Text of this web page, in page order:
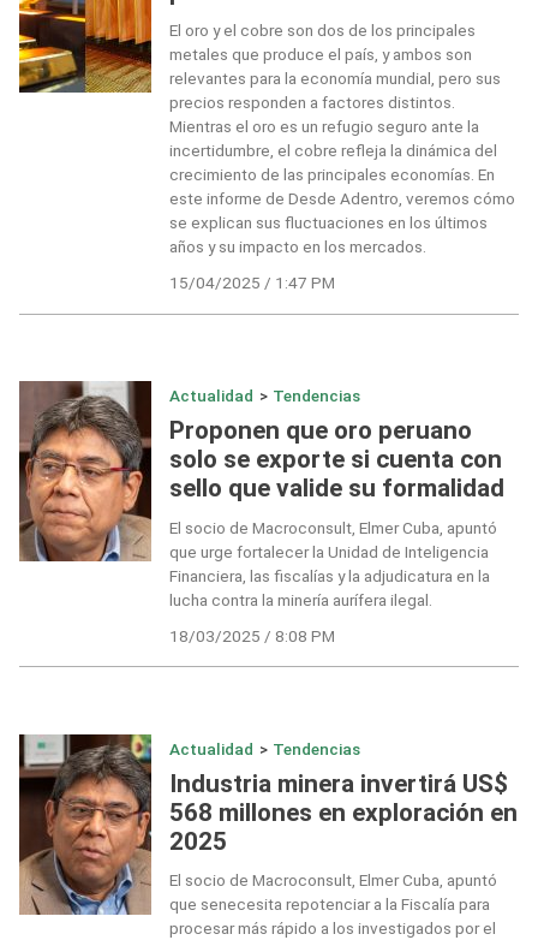
El oro y el cobre son dos de los principales
metales que produce el país, y ambos son
relevantes para la economía mundial, pero sus
precios responden a factores distintos.
Mientras el oro es un refugio seguro ante la
incertidumbre, el cobre refleja la dinámica del
crecimiento de las principales economías. En
este informe de Desde Adentro, veremos cómo
se explican sus fluctuaciones en los últimos
años y su impacto en los mercados.
15/04/2025 / 1:47 PM
Actualidad > Tendencias
Proponen que oro peruano
solo se exporte si cuenta con
sello que valide su formalidad
El socio de Macroconsult, Elmer Cuba, apuntó
que urge fortalecer la Unidad de Inteligencia
Financiera, las fiscalías y la adjudicatura en la
lucha contra la minería aurífera ilegal.
18/03/2025 / 8:08 PM
Actualidad > Tendencias
Industria minera invertirá US$
568 millones en exploración en
2025
El socio de Macroconsult, Elmer Cuba, apuntó
que senecesita repotenciar a la Fiscalía para
procesar más rápido a los investigados por el